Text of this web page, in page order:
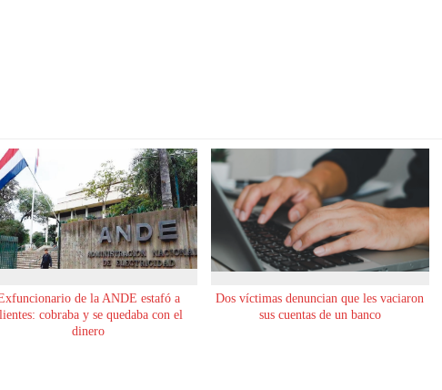
de la ANDE estafó a
cobraba y se quedaba con el
dinero
Dos víctimas denuncian que les vaciaron
sus cuentas de un banco